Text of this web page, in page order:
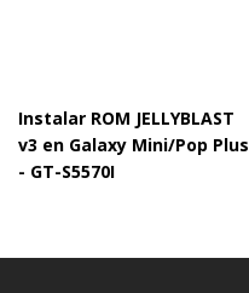
Instalar ROM JELLYBLAST
v3 en Galaxy Mini/Pop Plus
- GT-S5570I